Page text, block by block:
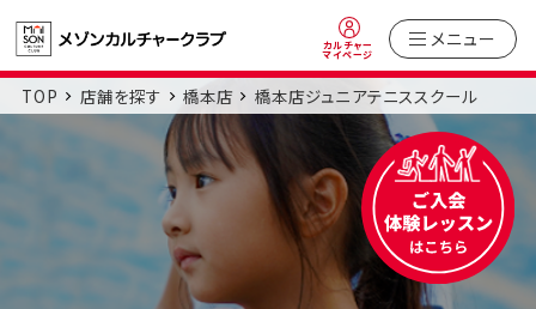
カルチャー
マイページ
メニュー
TOP 店舗を探す 橋本店 橋本店ジュニアテニススクール